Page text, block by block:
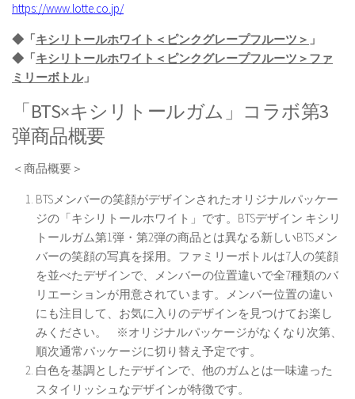
https://www.lotte.co.jp/
◆「キシリトールホワイト＜ピンクグレープフルーツ＞ 」
◆「キシリトールホワイト＜ピンクグレープフルーツ＞ファ
ミリーボトル」
「BTS×キシリトールガム」コラボ第3
弾商品概要
＜商品概要＞
BTSメンバーの笑顔がデザインされたオリジナルパッケー
ジの「キシリトールホワイト」です。BTSデザイン キシリ
トールガム第1弾・第2弾の商品とは異なる新しいBTSメン
バーの笑顔の写真を採用。ファミリーボトルは7人の笑顔
を並べたデザインで、メンバーの位置違いで全7種類のバ
リエーションが用意されています。メンバー位置の違い
にも注目して、お気に入りのデザインを見つけてお楽し
みください。 ※オリジナルパッケージがなくなり次第、
順次通常パッケージに切り替え予定です。
白色を基調としたデザインで、他のガムとは一味違った
スタイリッシュなデザインが特徴です。